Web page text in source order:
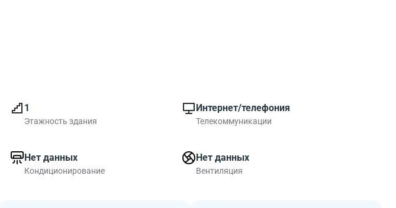
1
Этажность здания
Интернет/телефония
Телекоммуникации
Нет данных
Кондиционирование
Нет данных
Вентиляция